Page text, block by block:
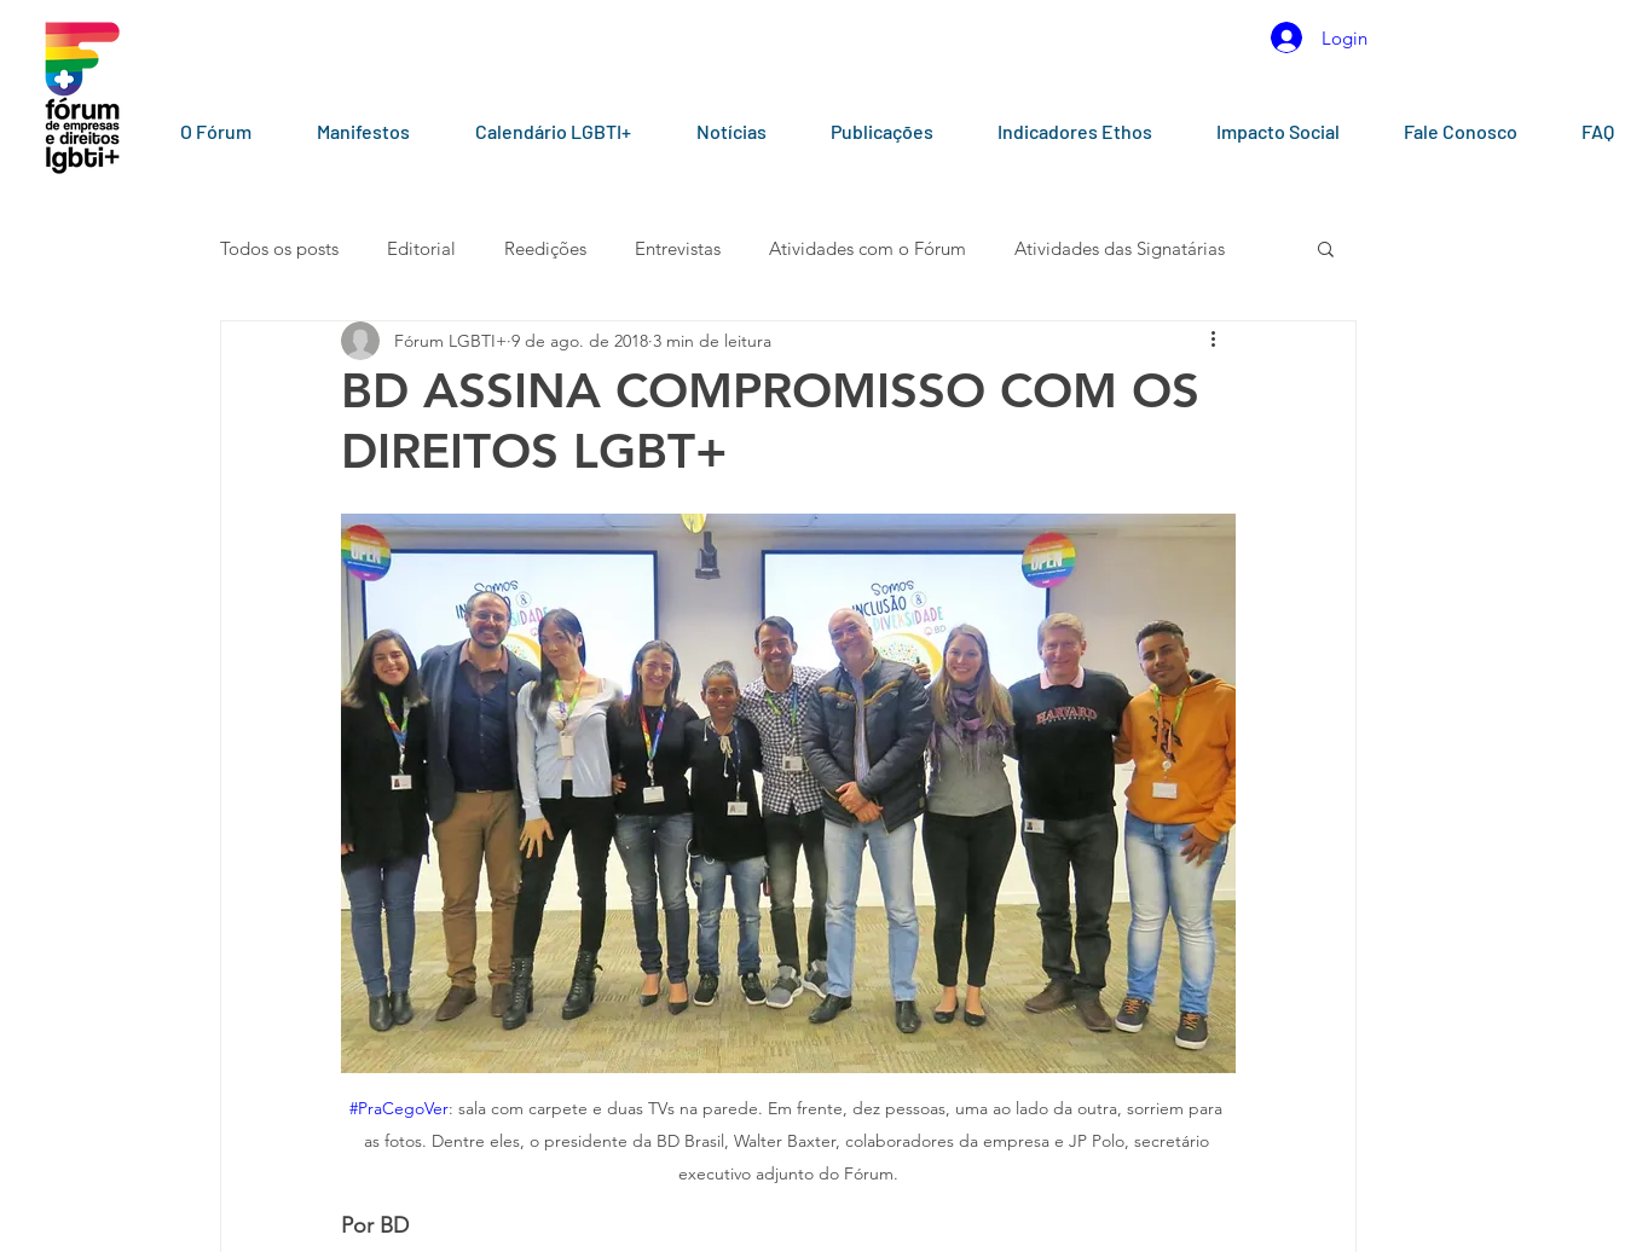
Login
O Fórum Manifestos Calendário LGBTI+ Notícias Publicações Indicadores Ethos Impacto Social Fale Conosco FAQ
Todos os posts Editorial Reedições Entrevistas Atividades com o Fórum Atividades das Signatárias
LGBT+ pelo mundo Por parceiros do Fórum Manuais e Cartilhas Calendários
101010 Carta aberta Manifesto
BD ASSINA COMPROMISSO COM OS
DIREITOS LGBT+
Fórum LGBTI+ 9 de ago. de 2018 3 min de leitura
#PraCegoVer: sala com carpete e duas TVs na parede. Em frente, dez pessoas, uma ao lado da outra, sorriem para
as fotos. Dentre eles, o presidente da BD Brasil, Walter Baxter, colaboradores da empresa e JP Polo, secretário
executivo adjunto do Fórum.
Por BD